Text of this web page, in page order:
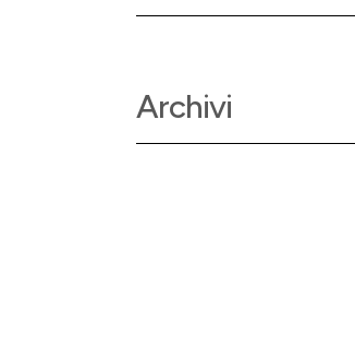
Archivi